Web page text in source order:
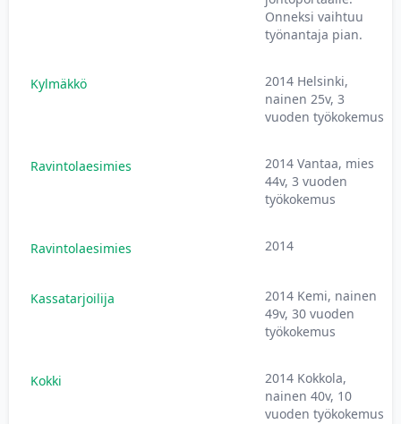
Onneksi vaihtuu
työnantaja pian.
Kylmäkkö
2014 Helsinki,
nainen 25v, 3
vuoden työkokemus
Ravintolaesimies
2014 Vantaa, mies
44v, 3 vuoden
työkokemus
Ravintolaesimies 2014
Kassatarjoilija
2014 Kemi, nainen
49v, 30 vuoden
työkokemus
Kokki
2014 Kokkola,
nainen 40v, 10
vuoden työkokemus